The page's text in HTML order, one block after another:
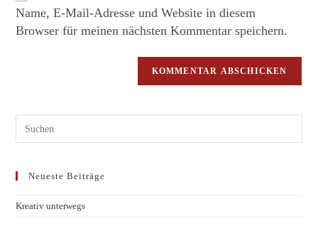
Name, E-Mail-Adresse und Website in diesem
Browser für meinen nächsten Kommentar speichern.
Neueste Beiträge
Kreativ unterwegs